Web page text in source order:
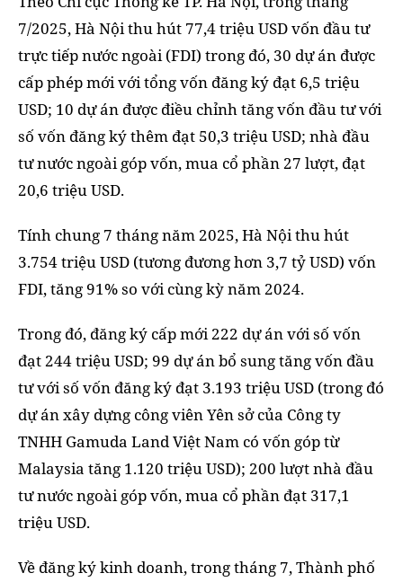
7/2025, Hà Nội thu hút 77,4 triệu USD vốn đầu tư
trực tiếp nước ngoài (FDI) trong đó, 30 dự án được
cấp phép mới với tổng vốn đăng ký đạt 6,5 triệu
USD; 10 dự án được điều chỉnh tăng vốn đầu tư với
số vốn đăng ký thêm đạt 50,3 triệu USD; nhà đầu
tư nước ngoài góp vốn, mua cổ phần 27 lượt, đạt
20,6 triệu USD.
Tính chung 7 tháng năm 2025, Hà Nội thu hút
3.754 triệu USD (tương đương hơn 3,7 tỷ USD) vốn
FDI, tăng 91% so với cùng kỳ năm 2024.
Trong đó, đăng ký cấp mới 222 dự án với số vốn
đạt 244 triệu USD; 99 dự án bổ sung tăng vốn đầu
tư với số vốn đăng ký đạt 3.193 triệu USD (trong đó
dự án xây dựng công viên Yên sở của Công ty
TNHH Gamuda Land Việt Nam có vốn góp từ
Malaysia tăng 1.120 triệu USD); 200 lượt nhà đầu
tư nước ngoài góp vốn, mua cổ phần đạt 317,1
triệu USD.
Về đăng ký kinh doanh, trong tháng 7, Thành phố